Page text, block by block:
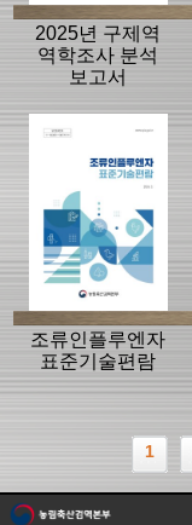
2025년 구제역
역학조사 분석
보고서
조류인플루엔자
표준기술편람
1